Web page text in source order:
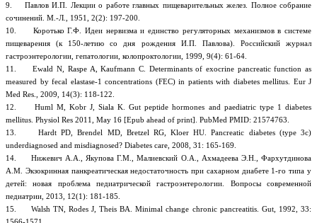
9. Павлов И.П. Лекции о работе главных пищеварительных желез. Полное собрание
сочинений. М.-Л., 1951, 2(2): 197-200.
10. Коротько Г.Ф. Идеи нервизма и единство регуляторных механизмов в системе
пищеварения (к 150-летию со дня рождения И.П. Павлова). Российский журнал
гастроэнтерологии, гепатологии, колопроктологии, 1999, 9(4): 61-64.
11. Ewald N, Raspe A, Kaufmann C. Determinants of exocrine pancreatic function as
measured by fecal elastase-1 concentrations (FEC) in patients with diabetes mellitus. Eur J
Med Res., 2009, 14(3): 118-122.
12. Huml M, Kobr J, Siala K. Gut peptide hormones and paediatric type 1 diabetes
mellitus. Physiol Res 2011, Мay 16 [Epub ahead of print]. PubMed PMID: 21574763.
13. Hardt PD, Brendel MD, Bretzel RG, Kloer HU. Pancreatic diabetes (type 3c)
underdiagnosed and misdiagnosed? Diabetes care, 2008, 31: 165-169.
14. Нижевич А.А., Якупова Г.М., Малиевский О.А., Ахмадеева Э.Н., Фархутдинова
А.М. Экзокринная панкреатическая недостаточность при сахарном диабете 1-го типа у
детей: новая проблема педиатрической гастроэнтерологии. Вопросы современной
педиатрии, 2013, 12(1): 181-185.
15. Walsh TN, Rodes J, Theis BA. Minimal change chronic pancreatitis. Gut, 1992, 33: